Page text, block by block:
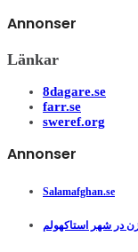
Annonser
Länkar
8dagare.se
farr.se
sweref.org
Annonser
Salamafghan.se
در شهر استاکهولم